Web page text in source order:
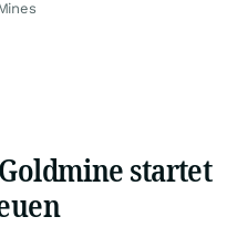
startet